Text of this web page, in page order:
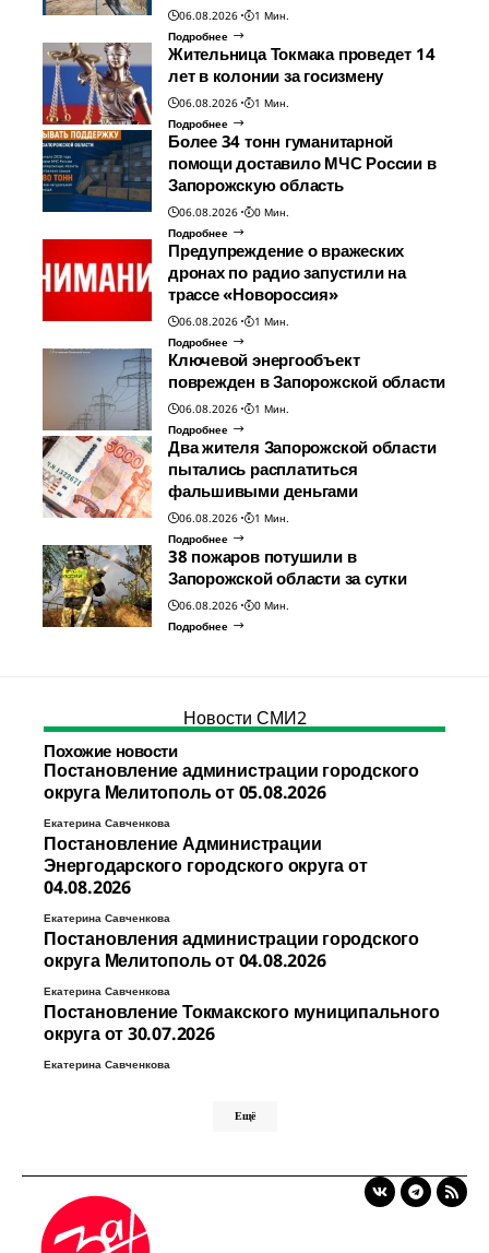
06.08.2026
1 Мин.
Подробнее
Жительница Токмака проведет 14
лет в колонии за госизмену
06.08.2026
1 Мин.
Подробнее
Более 34 тонн гуманитарной
помощи доставило МЧС России в
Запорожскую область
06.08.2026
0 Мин.
Подробнее
Предупреждение о вражеских
дронах по радио запустили на
трассе «Новороссия»
06.08.2026
1 Мин.
Подробнее
Ключевой энергообъект
поврежден в Запорожской области
06.08.2026
1 Мин.
Подробнее
Два жителя Запорожской области
пытались расплатиться
фальшивыми деньгами
06.08.2026
1 Мин.
Подробнее
38 пожаров потушили в
Запорожской области за сутки
06.08.2026
0 Мин.
Подробнее
Новости СМИ2
Похожие новости
Постановление администрации городского
округа Мелитополь от 05.08.2026
Екатерина Савченкова
Постановление Администрации
Энергодарского городского округа от
04.08.2026
Екатерина Савченкова
Постановления администрации городского
округа Мелитополь от 04.08.2026
Екатерина Савченкова
Постановление Токмакского муниципального
округа от 30.07.2026
Екатерина Савченкова
Ещё